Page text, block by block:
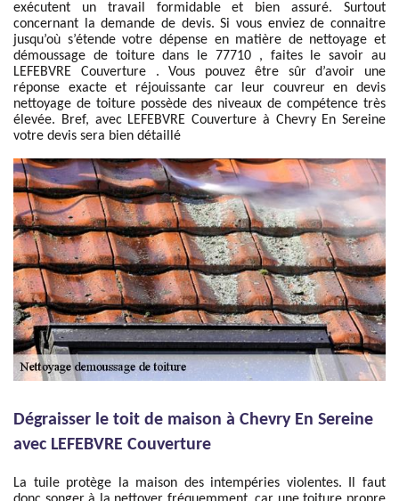
exécutent un travail formidable et bien assuré. Surtout
concernant la demande de devis. Si vous enviez de connaitre
jusqu’où s’étende votre dépense en matière de nettoyage et
démoussage de toiture dans le 77710 , faites le savoir au
LEFEBVRE Couverture . Vous pouvez être sûr d’avoir une
réponse exacte et réjouissante car leur couvreur en devis
nettoyage de toiture possède des niveaux de compétence très
élevée. Bref, avec LEFEBVRE Couverture à Chevry En Sereine
votre devis sera bien détaillé
Dégraisser le toit de maison à Chevry En Sereine
avec LEFEBVRE Couverture
La tuile protège la maison des intempéries violentes. Il faut